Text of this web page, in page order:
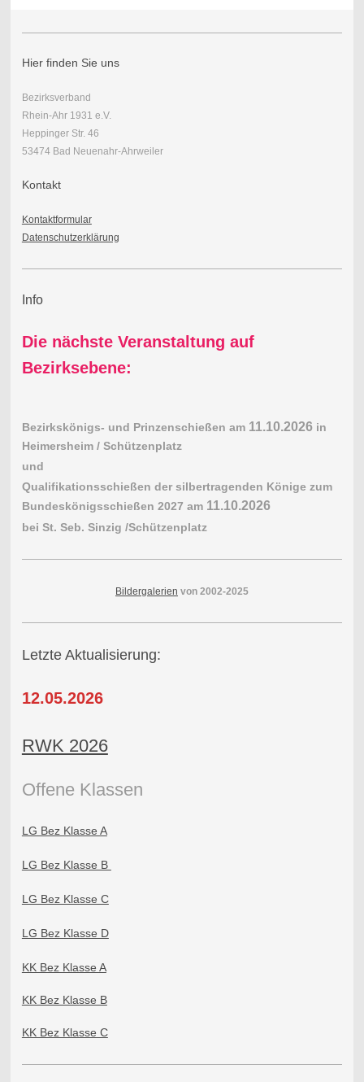
Hier finden Sie uns
Bezirksverband
Rhein-Ahr 1931 e.V.
Heppinger Str. 46
53474 Bad Neuenahr-Ahrweiler
Kontakt
Kontaktformular
Datenschutzerklärung
Info
Die nächste Veranstaltung auf
Bezirksebene:
Bezirkskönigs- und Prinzenschießen am 11.10.2026 in
Heimersheim / Schützenplatz
und
Qualifikationsschießen der silbertragenden Könige zum
Bundeskönigsschießen 2027 am 11.10.2026
bei St. Seb. Sinzig /Schützenplatz
Bildergalerien von 2002-2025
Letzte Aktualisierung:
12.05.2026
RWK 2026
Offene Klassen
LG Bez Klasse A
LG Bez Klasse B
LG Bez Klasse C
LG Bez Klasse D
KK Bez Klasse A
KK Bez Klasse B
KK Bez Klasse C